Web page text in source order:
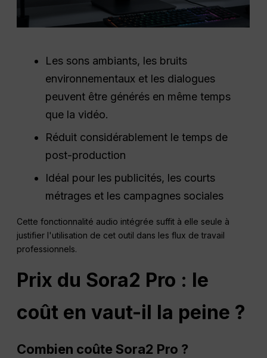
Les sons ambiants, les bruits
environnementaux et les dialogues
peuvent être générés en même temps
que la vidéo.
Réduit considérablement le temps de
post-production
Idéal pour les publicités, les courts
métrages et les campagnes sociales
Cette fonctionnalité audio intégrée suffit à elle seule à
justifier l'utilisation de cet outil dans les flux de travail
professionnels.
Prix du Sora2 Pro : le
coût en vaut-il la peine ?
Combien coûte Sora2 Pro ?